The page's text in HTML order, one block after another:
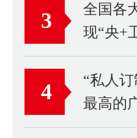
3
全国各
现“央+
4
“私人
最高的